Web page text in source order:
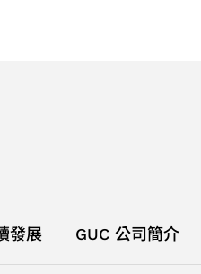
發展 GUC 公司簡介